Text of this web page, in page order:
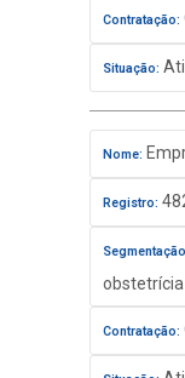
Contratação:
Situação:
Nome:
Registro:
obstetrícia
Contratação: